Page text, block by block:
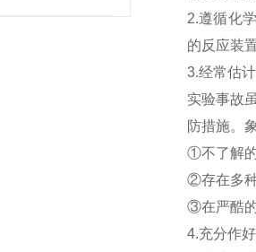
2.遵循化
的反应装
3.经常估
实验事故
防措施。
①不了解
②存在多
③在严酷
4.充分作